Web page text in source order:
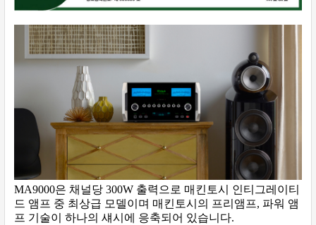
MA9000은 채널당 300W 출력으로 매킨토시 인티그레이티
드 앰프 중 최상급 모델이며 매킨토시의 프리앰프, 파워 앰
프 기술이 하나의 섀시에 응축되어 있습니다.